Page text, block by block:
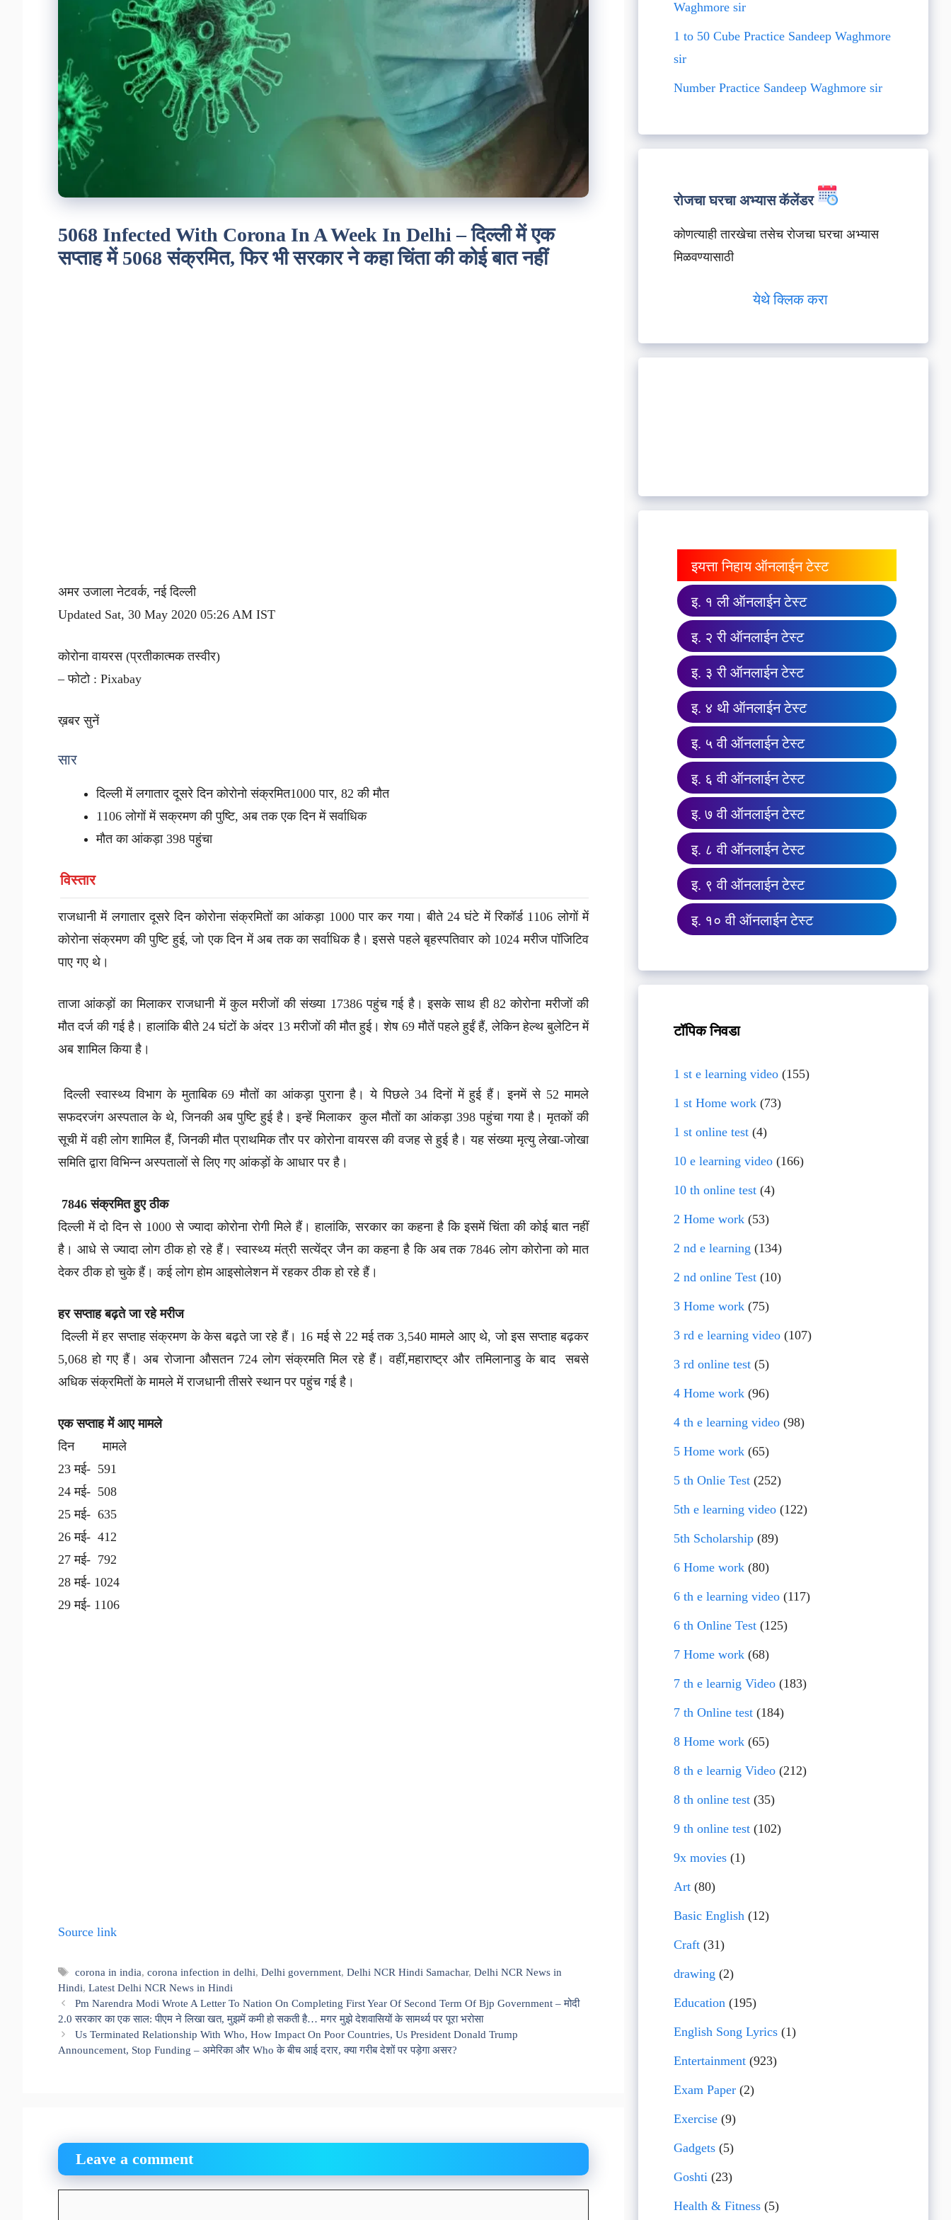
5068 Infected With Corona In A Week In Delhi – दिल्ली में एक
सप्ताह में 5068 संक्रमित, फिर भी सरकार ने कहा चिंता की कोई बात नहीं
अमर उजाला नेटवर्क, नई दिल्ली
Updated Sat, 30 May 2020 05:26 AM IST
कोरोना वायरस (प्रतीकात्मक तस्वीर)
– फोटो : Pixabay
ख़बर सुनें
सार
दिल्ली में लगातार दूसरे दिन कोरोनो संक्रमित1000 पार, 82 की मौत
1106 लोगों में सक्रमण की पुष्टि, अब तक एक दिन में सर्वाधिक
मौत का आंकड़ा 398 पहुंचा
विस्तार
राजधानी में लगातार दूसरे दिन कोरोना संक्रमितों का आंकड़ा 1000 पार कर गया। बीते 24 घंटे में रिकॉर्ड 1106 लोगों में
कोरोना संक्रमण की पुष्टि हुई, जो एक दिन में अब तक का सर्वाधिक है। इससे पहले बृहस्पतिवार को 1024 मरीज पॉजिटिव
पाए गए थे।
ताजा आंकड़ों का मिलाकर राजधानी में कुल मरीजों की संख्या 17386 पहुंच गई है। इसके साथ ही 82 कोरोना मरीजों की
मौत दर्ज की गई है। हालांकि बीते 24 घंटों के अंदर 13 मरीजों की मौत हुई। शेष 69 मौतें पहले हुईं हैं, लेकिन हेल्थ बुलेटिन में
अब शामिल किया है।
दिल्ली स्वास्थ्य विभाग के मुताबिक 69 मौतों का आंकड़ा पुराना है। ये पिछले 34 दिनों में हुई हैं। इनमें से 52 मामले
सफदरजंग अस्पताल के थे, जिनकी अब पुष्टि हुई है। इन्हें मिलाकर कुल मौतों का आंकड़ा 398 पहुंचा गया है। मृतकों की
सूची में वही लोग शामिल हैं, जिनकी मौत प्राथमिक तौर पर कोरोना वायरस की वजह से हुई है। यह संख्या मृत्यु लेखा-जोखा
समिति द्वारा विभिन्न अस्पतालों से लिए गए आंकड़ों के आधार पर है।
7846 संक्रमित हुए ठीक
दिल्ली में दो दिन से 1000 से ज्यादा कोरोना रोगी मिले हैं। हालांकि, सरकार का कहना है कि इसमें चिंता की कोई बात नहीं
है। आधे से ज्यादा लोग ठीक हो रहे हैं। स्वास्थ्य मंत्री सत्येंद्र जैन का कहना है कि अब तक 7846 लोग कोरोना को मात
देकर ठीक हो चुके हैं। कई लोग होम आइसोलेशन में रहकर ठीक हो रहे हैं।
हर सप्ताह बढ़ते जा रहे मरीज
दिल्ली में हर सप्ताह संक्रमण के केस बढ़ते जा रहे हैं। 16 मई से 22 मई तक 3,540 मामले आए थे, जो इस सप्ताह बढ़कर
5,068 हो गए हैं। अब रोजाना औसतन 724 लोग संक्रमति मिल रहे हैं। वहीं,महाराष्ट्र और तमिलानाडु के बाद सबसे
अधिक संक्रमितों के मामले में राजधानी तीसरे स्थान पर पहुंच गई है।
एक सप्ताह में आए मामले
दिन मामले
23 मई- 591
24 मई- 508
25 मई- 635
26 मई- 412
27 मई- 792
28 मई- 1024
29 मई- 1106
Source link
Tags
corona in india,corona infection in delhi,Delhi government,Delhi NCR Hindi Samachar,Delhi NCR News in
Hindi, Latest Delhi NCR News in Hindi
Pm Narendra Modi Wrote A Letter To Nation On Completing First Year Of Second Term Of Bjp Government – मोदी
2.0 सरकार का एक साल: पीएम ने लिखा खत, मुझमें कमी हो सकती है… मगर मुझे देशवासियों के सामर्थ्य पर पूरा भरोसा
Us Terminated Relationship With Who, How Impact On Poor Countries, Us President Donald Trump
Announcement, Stop Funding – अमेरिका और Who के बीच आई दरार, क्या गरीब देशों पर पड़ेगा असर?
Leave a comment
Waghmore sir
1 to 50 Cube Practice Sandeep Waghmore
sir
Number Practice Sandeep Waghmore sir
रोजचा घरचा अभ्यास कॅलेंडर
कोणत्याही तारखेचा तसेच रोजचा घरचा अभ्यास
मिळवण्यासाठी
येथे क्लिक करा
इयत्ता निहाय ऑनलाईन टेस्ट
इ. १ ली ऑनलाईन टेस्ट
इ. २ री ऑनलाईन टेस्ट
इ. ३ री ऑनलाईन टेस्ट
इ. ४ थी ऑनलाईन टेस्ट
इ. ५ वी ऑनलाईन टेस्ट
इ. ६ वी ऑनलाईन टेस्ट
इ. ७ वी ऑनलाईन टेस्ट
इ. ८ वी ऑनलाईन टेस्ट
इ. ९ वी ऑनलाईन टेस्ट
इ. १० वी ऑनलाईन टेस्ट
टॉपिक निवडा
1 st e learning video (155)
1 st Home work (73)
1 st online test (4)
10 e learning video (166)
10 th online test (4)
2 Home work (53)
2 nd e learning (134)
2 nd online Test (10)
3 Home work (75)
3 rd e learning video (107)
3 rd online test (5)
4 Home work (96)
4 th e learning video (98)
5 Home work (65)
5 th Onlie Test (252)
5th e learning video (122)
5th Scholarship (89)
6 Home work (80)
6 th e learning video (117)
6 th Online Test (125)
7 Home work (68)
7 th e learnig Video (183)
7 th Online test (184)
8 Home work (65)
8 th e learnig Video (212)
8 th online test (35)
9 th online test (102)
9x movies (1)
Art (80)
Basic English (12)
Craft (31)
drawing (2)
Education (195)
English Song Lyrics (1)
Entertainment (923)
Exam Paper (2)
Exercise (9)
Gadgets (5)
Goshti (23)
Health & Fitness (5)